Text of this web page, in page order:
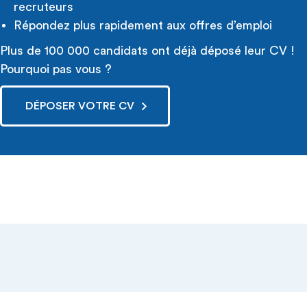
recruteurs
Répondez plus rapidement aux offres d’emploi
Plus de 100 000 candidats ont déjà déposé leur CV !
Pourquoi pas vous ?
DÉPOSER VOTRE CV